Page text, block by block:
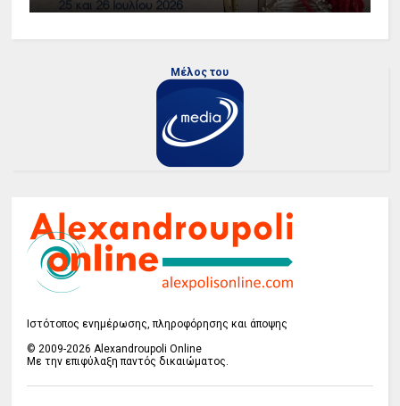
Μέλος του
Ιστότοπος ενημέρωσης, πληροφόρησης και άποψης
© 2009-2026 Alexandroupoli Online
Με την επιφύλαξη παντός δικαιώματος.